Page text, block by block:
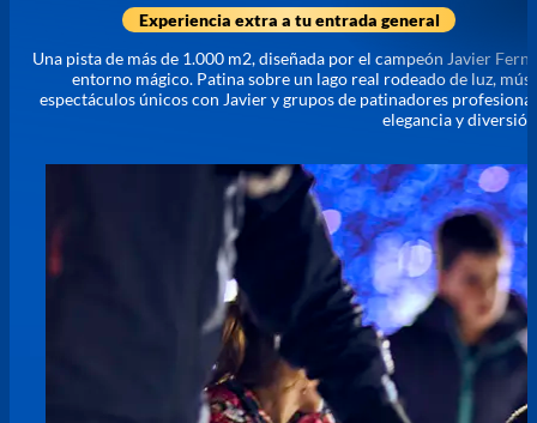
Experiencia extra a tu entrada general
Una pista de más de 1.000 m2, diseñada por el campeón Javier
entorno mágico. Patina sobre un lago real rodeado de luz,
espectáculos únicos con Javier y grupos de patinadores
elegancia y